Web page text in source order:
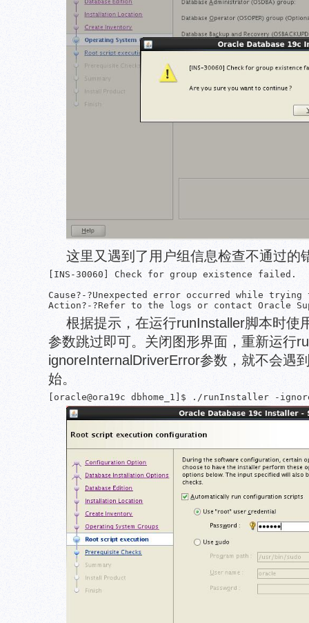
这里又遇到了用户组信息检查不通过的
[INS-30060] Check for group existence failed.
Cause?-?Unexpected error occurred while
根据提示，在运行runInstaller脚本时使
参数跳过即可。关闭图形界面，重新运行
ignoreInternalDriverError参数，就不会遇
始。
[oracle@ora19c dbhome_1]$ ./runInstaller -